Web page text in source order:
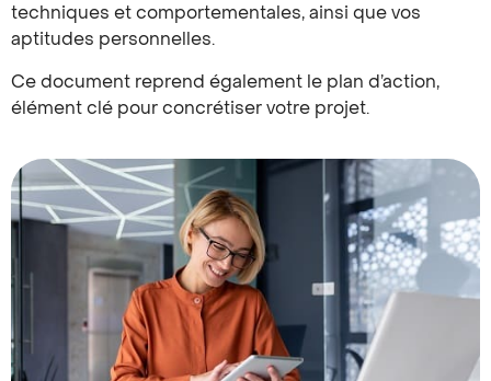
techniques et comportementales, ainsi que vos
aptitudes personnelles.
Ce document reprend également le plan d’action,
élément clé pour concrétiser votre projet.